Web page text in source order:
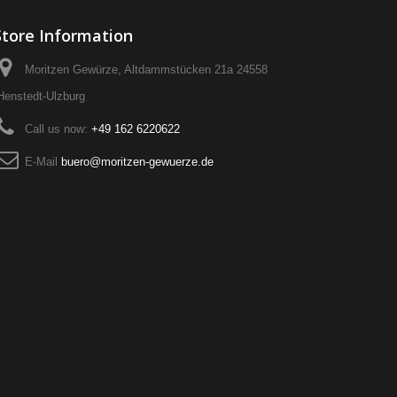
Information
Moritzen Gewürze, Altdammstücken 21a 24558
Ulzburg
Call us now: +49 162 6220622
E-Mail buero@moritzen-gewuerze.de